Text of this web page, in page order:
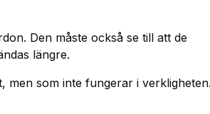
Den måste också se till att de
längre.
men som inte fungerar i verkligheten.